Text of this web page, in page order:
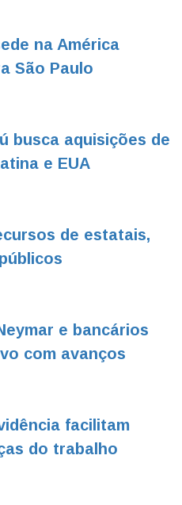
na América
São Paulo
busca aquisições de
e EUA
de estatais,
e bancários
com avanços
facilitam
do trabalho